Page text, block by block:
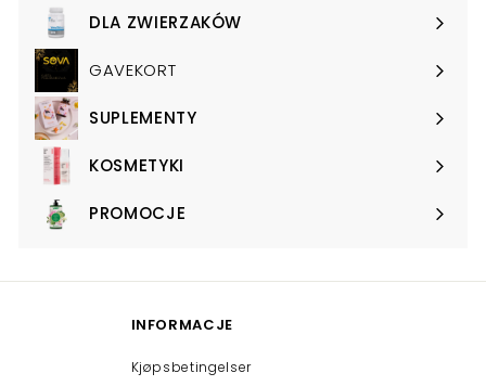
submenuDLA ZWIERZAKÓW
Expand
submenuGAVEKORT
SUPLEMENTY
Expand
submenuKOSMETYKI
Expand
submenuPROMOCJE
Expand
INFORMACJE
Kjøpsbetingelser